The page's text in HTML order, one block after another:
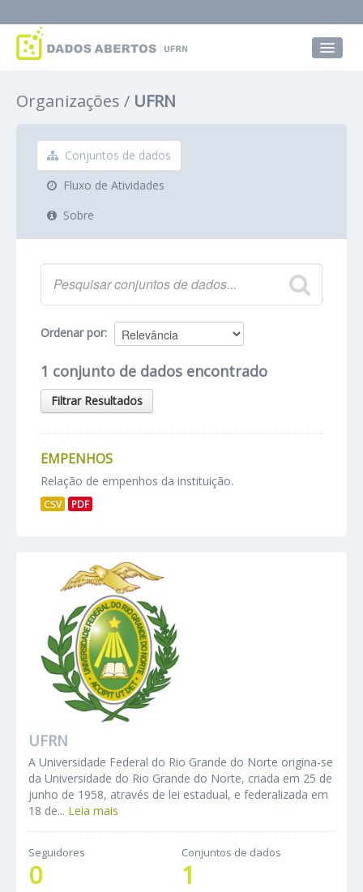
Grupos
Sobre
Organizações UFRN
Conjuntos de dados
Fluxo de Atividades
Sobre
Ordenar por
1 conjunto de dados encontrado
Filtrar Resultados
EMPENHOS
Relação de empenhos da instituição.
CSV PDF
UFRN
A Universidade Federal do Rio Grande do Norte origina-se
da Universidade do Rio Grande do Norte, criada em 25 de
junho de 1958, através de lei estadual, e federalizada em
18 de... Leia mais
Seguidores
0
Conjuntos de dados
1